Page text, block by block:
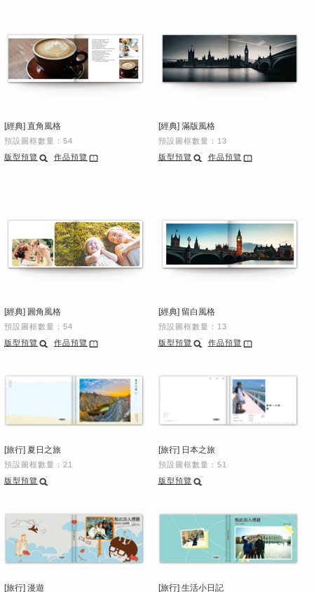
[經典] 直角風格
預設圖框數量：54
版型預覽
作品預覽
[經典] 滿版風格
預設圖框數量：13
版型預覽
作品預覽
[經典] 圓角風格
預設圖框數量：54
版型預覽
作品預覽
[經典] 留白風格
預設圖框數量：13
版型預覽
作品預覽
[旅行] 夏日之旅
預設圖框數量：21
版型預覽
[旅行] 日本之旅
預設圖框數量：51
版型預覽
[旅行] 漫遊 [旅行] 生活小日記